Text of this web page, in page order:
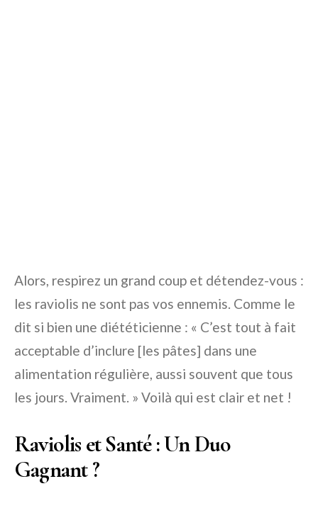
Alors, respirez un grand coup et détendez-vous :
les raviolis ne sont pas vos ennemis. Comme le
dit si bien une diététicienne : « C’est tout à fait
acceptable d’inclure [les pâtes] dans une
alimentation régulière, aussi souvent que tous
les jours. Vraiment. » Voilà qui est clair et net !
Raviolis et Santé : Un Duo
Gagnant ?